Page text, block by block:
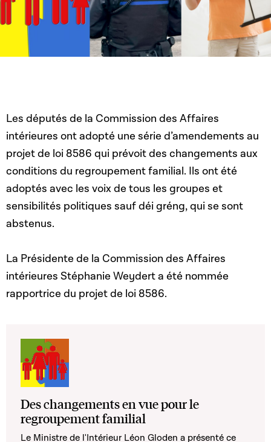
Les députés de la Commission des Affaires
intérieures ont adopté une série d’amendements au
projet de loi 8586 qui prévoit des changements aux
conditions du regroupement familial. Ils ont été
adoptés avec les voix de tous les groupes et
sensibilités politiques sauf déi gréng, qui se sont
abstenus.
La Présidente de la Commission des Affaires
intérieures Stéphanie Weydert a été nommée
rapportrice du projet de loi 8586.
Des changements en vue pour le
regroupement familial
Le Ministre de l'Intérieur Léon Gloden a présenté ce